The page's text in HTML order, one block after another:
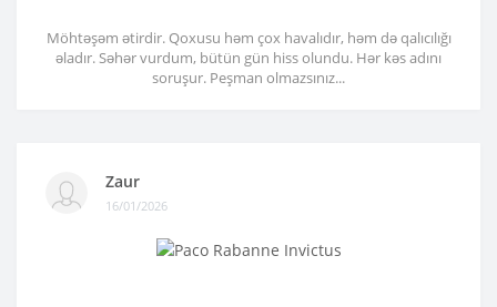
Möhtəşəm ətirdir. Qoxusu həm çox havalıdır, həm də qalıcılığı
əladır. Səhər vurdum, bütün gün hiss olundu. Hər kəs adını
soruşur. Peşman olmazsınız...
Zaur
16/01/2026